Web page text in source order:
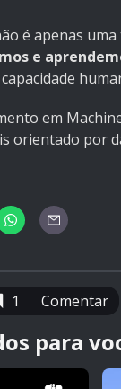
é apenas uma
e
em
orientado por
1 Comentar
para